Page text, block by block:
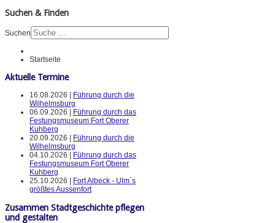
Suchen & Finden
Suchen
Startseite
Aktuelle Termine
16.08.2026 |
Führung durch die
Wilhelmsburg
06.09.2026 |
Führung durch das
Festungsmuseum Fort Oberer
Kuhberg
20.09.2026 |
Führung durch die
Wilhelmsburg
04.10.2026 |
Führung durch das
Festungsmuseum Fort Oberer
Kuhberg
25.10.2026 |
Fort Albeck - Ulm`s
größtes Aussenfort
Zusammen Stadtgeschichte pflegen
und gestalten